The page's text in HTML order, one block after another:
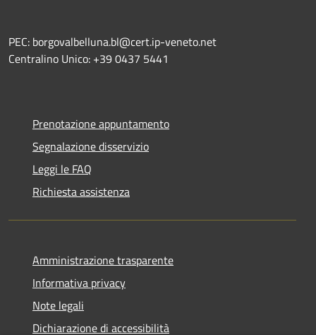
PEC: borgovalbelluna.bl@cert.ip-veneto.net
Centralino Unico: +39 0437 5441
Prenotazione appuntamento
Segnalazione disservizio
Leggi le FAQ
Richiesta assistenza
Amministrazione trasparente
Informativa privacy
Note legali
Dichiarazione di accessibilità